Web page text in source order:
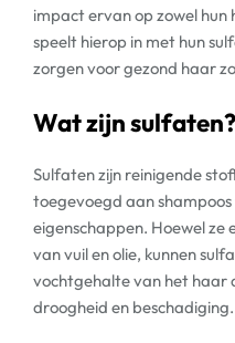
impact ervan op zowel hun
speelt hierop in met hun
zorgen voor gezond haar
Wat zijn sulfaten?
Sulfaten zijn reinigende
toegevoegd aan
eigenschappen. Hoewel
van vuil en olie, kunnen
vochtgehalte van het haar
droogheid en beschadiging.